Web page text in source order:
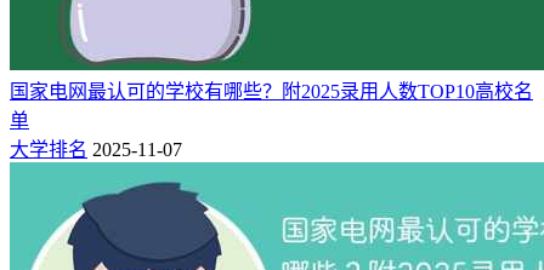
加分项：同时掌握机械设计、PLC编程、工业机器人操作的复
合型人才，薪资比单一技能者高30%-50%。
电气工程及其自动化：稳定与高薪兼得的万金油
电气工程及其自动化是典型的“万金油”专业，兼顾就业稳定性
与高薪潜力，是理科生稳妥度最高的选择之一。它既是传统电
力系统的支柱，也是新能源、高端制造、智能电网、轨道交通
的核心技术来源，适配性极强。
国家电网最认可的学校有哪些？附2025录用人数TOP10高校名
单
大学排名 2025-11-07